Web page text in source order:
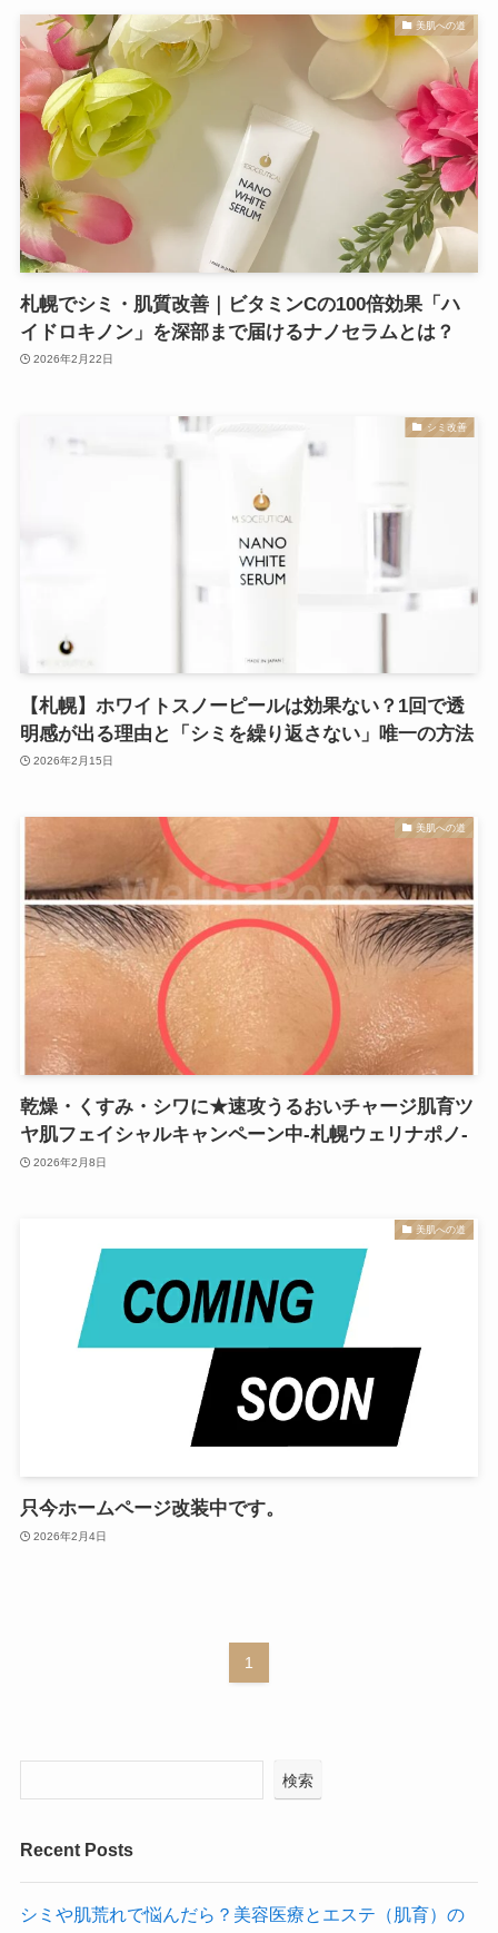
美肌への道
札幌でシミ・肌質改善｜ビタミンCの100倍効果「ハ
イドロキノン」を深部まで届けるナノセラムとは？
2026年2月22日
シミ改善
【札幌】ホワイトスノーピールは効果ない？1回で透
明感が出る理由と「シミを繰り返さない」唯一の方法
2026年2月15日
美肌への道
乾燥・くすみ・シワに★速攻うるおいチャージ肌育ツ
ヤ肌フェイシャルキャンペーン中-札幌ウェリナポノ-
2026年2月8日
美肌への道
只今ホームページ改装中です。
2026年2月4日
1
検索
Recent Posts
シミや肌荒れで悩んだら？美容医療とエステ（肌育）の